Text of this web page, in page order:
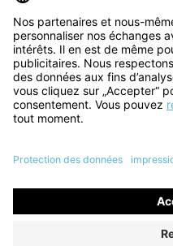
Révoquer un contrat
Informations
Aide & Contact
Tous les prix incluent la TVA